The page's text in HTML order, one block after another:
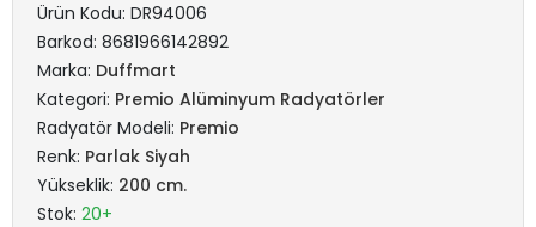
Ürün Kodu: DR94006
Barkod: 8681966142892
Marka: Duffmart
Kategori: Premio Alüminyum Radyatörler
Radyatör Modeli: Premio
Renk: Parlak Siyah
Yükseklik: 200 cm.
Stok: 20+